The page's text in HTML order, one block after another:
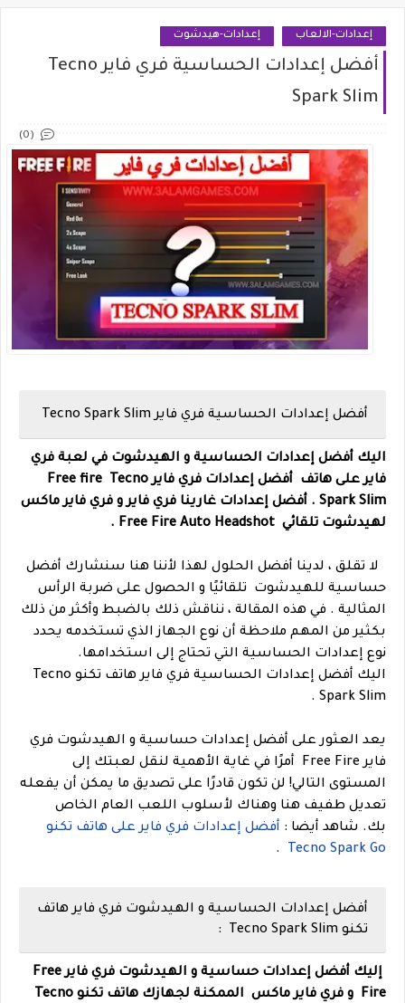
إعدادات-الالعاب إعدادات-هيدشوت
أفضل إعدادات الحساسية فري فاير Tecno
Spark Slim
(0)
أفضل إعدادات الحساسية فري فاير TecnoSpark Slim
اليك أفضل إعدادات الحساسية و الهيدشوت في لعبة فري
فاير على هاتف
أفضل إعدادات فري فاير Free fireTecno
Spark Slim .
أفضل إعدادات غارينا فري فاير و فري فاير ماكس
لهيدشوت تلقائي Free Fire Auto Headshot .
لا تقلق ، لدينا أفضل الحلول لهذا لأننا هنا سنشارك أفضل
حساسية للهيدشوت تلقائيًا و الحصول على ضربة الرأس
المثالية . في هذه المقالة ، نناقش ذلك بالضبط وأكثر من ذلك
بكثير من المهم ملاحظة أن نوع الجهاز الذي تستخدمه يحدد
نوع إعدادات الحساسية التي تحتاج إلى استخدامها.
اليك أفضل إعدادات الحساسية فري فاير هاتف تكنو Tecno
Spark Slim .
يعد العثور على أفضل إعدادات حساسية و الهيدشوت فري
فاير Free Fire أمرًا في غاية الأهمية لنقل لعبتك إلى
المستوى التالي! لن تكون قادرًا على تصديق ما يمكن أن يفعله
تعديل طفيف هنا وهناك لأسلوب اللعب العام الخاص
بك. شاهد أيضا : أفضل إعدادات فري فاير على هاتف تكنو
Tecno Spark Go
.
أفضل إعدادات الحساسية و الهيدشوت فري فاير هاتف
تكنو Tecno Spark Slim :
إليك أفضل إعدادات حساسية و الهيدشوت فري فايرFree
Fire و فري فاير ماكس الممكنة لجهازك
هاتف تكنو Tecno